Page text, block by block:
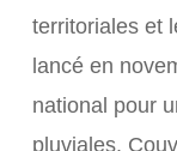
territoriales et
lancé en
national pour
pluviales.